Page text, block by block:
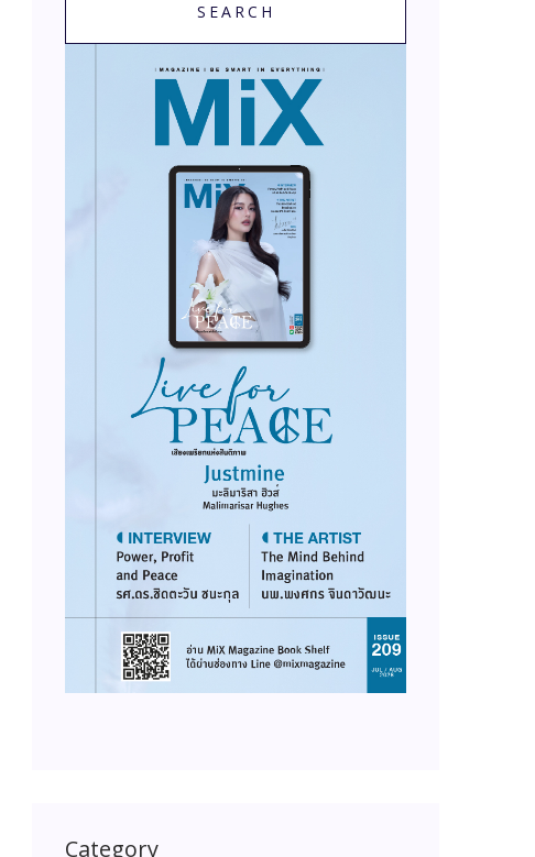
SEARCH
Category